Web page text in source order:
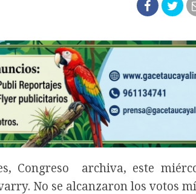
Congreso archiva, este
No se alcanzaron los votos